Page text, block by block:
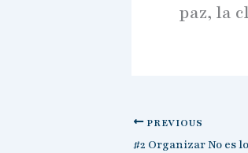
paz, la
PREVIOUS